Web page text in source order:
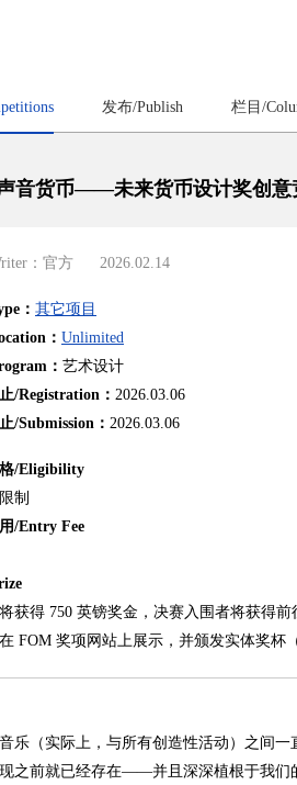
发布/Publish 栏目/
音货币——未来货币设计奖创意
：官方 2026.02.14
： 其它项目
： Unlimited
： 艺术设计
/Registration： 2026.03.06
/Submission： 2026.03.06
/Eligibility
制
/Entry Fee
获得 750 英镑奖金，决赛入围者将获得
FOM 奖项网站上展示，并颁发实体奖杯
乐（实际上，与所有创造性活动）之间
之前就已经存在——并且深深植根于我们